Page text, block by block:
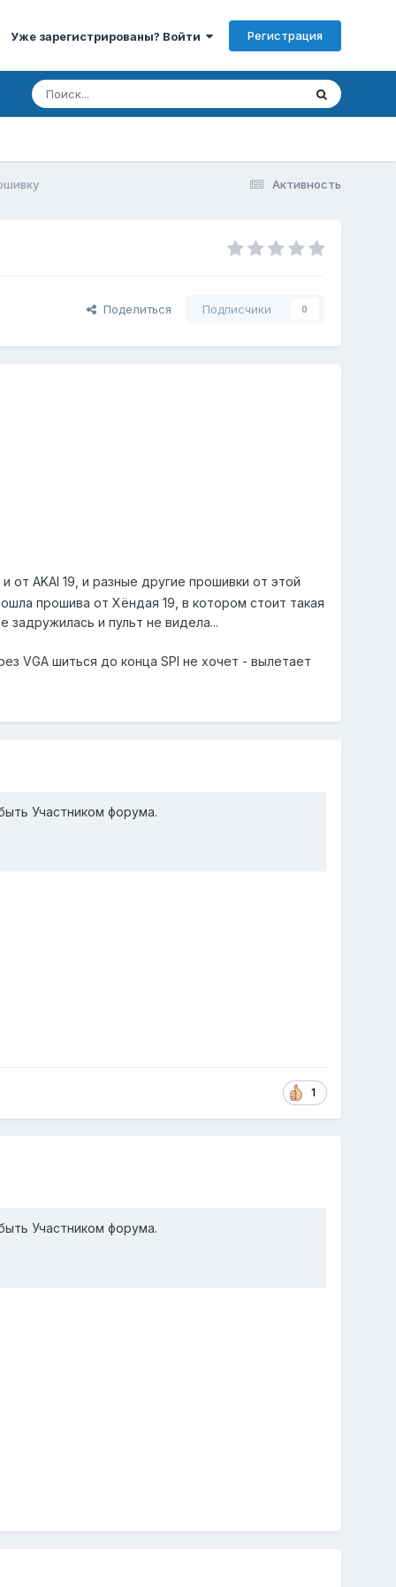
Уже зарегистрированы? Войти Регистрация
Активность
Поделиться Подписчики 0
от AKAI 19, и разные другие прошивки от этой
прошива от Хёндая 19, в котором стоит такая
и пульт не видела...
VGA шиться до конца SPI не хочет - вылетает
Участником форума.
1
Участником форума.